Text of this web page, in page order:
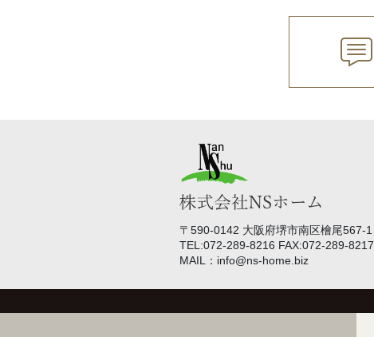
〒590-0142 大阪府堺市南区檜尾567-1
TEL:072-289-8216 FAX:072-289-8217
MAIL：info@ns-home.biz